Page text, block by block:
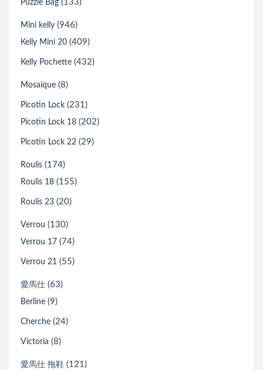
Puzzle Bag (133)
Mini kelly (946)
Kelly Mini 20 (409)
Kelly Pochette (432)
Mosaique (8)
Picotin Lock (231)
Picotin Lock 18 (202)
Picotin Lock 22 (29)
Roulis (174)
Roulis 18 (155)
Roulis 23 (20)
Verrou (130)
Verrou 17 (74)
Verrou 21 (55)
愛馬仕 (63)
Berline (9)
Cherche (24)
Victoria (8)
愛馬仕 拖鞋 (121)